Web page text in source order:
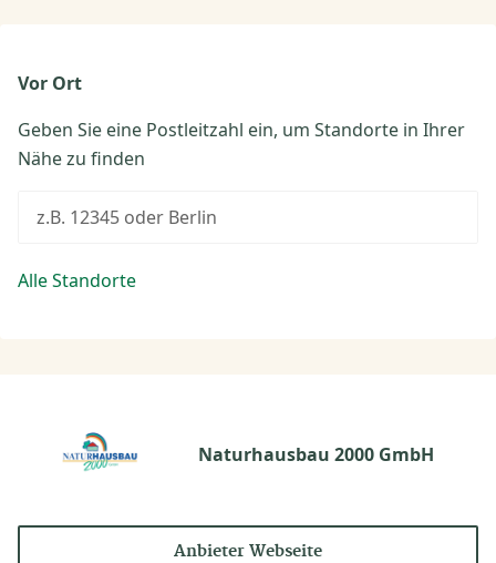
Vor Ort
Geben Sie eine Postleitzahl ein, um Standorte in Ihrer
Nähe zu finden
z.B. 12345 oder Berlin
Alle Standorte
Naturhausbau 2000 GmbH
Anbieter Webseite